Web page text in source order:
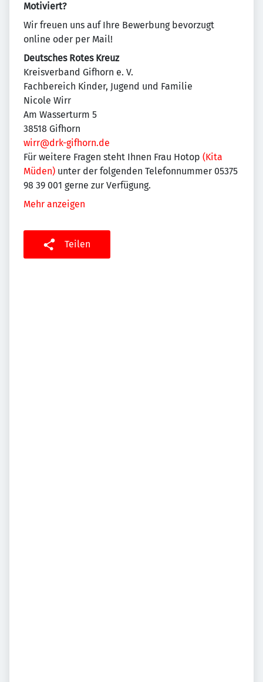
Motiviert?
Wir freuen uns auf Ihre Bewerbung bevorzugt
online oder per Mail!
Deutsches Rotes Kreuz
Kreisverband Gifhorn e. V.
Fachbereich Kinder, Jugend und Familie
Nicole Wirr
Am Wasserturm 5
38518 Gifhorn
wirr@drk-gifhorn.de
Für weitere Fragen steht Ihnen Frau Hotop (Kita
Müden) unter der folgenden Telefonnummer 05375
98 39 001 gerne zur Verfügung.
Mehr anzeigen
Teilen